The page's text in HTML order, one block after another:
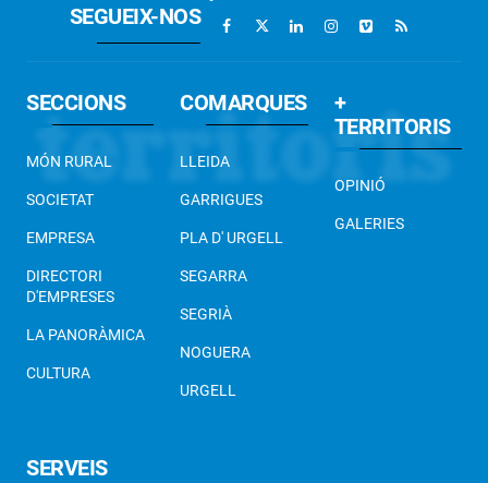
SEGUEIX-NOS
SECCIONS
MÓN RURAL
SOCIETAT
EMPRESA
DIRECTORI
D'EMPRESES
LA PANORÀMICA
CULTURA
COMARQUES
LLEIDA
GARRIGUES
PLA D' URGELL
SEGARRA
SEGRIÀ
NOGUERA
URGELL
+
TERRITORIS
OPINIÓ
GALERIES
SERVEIS